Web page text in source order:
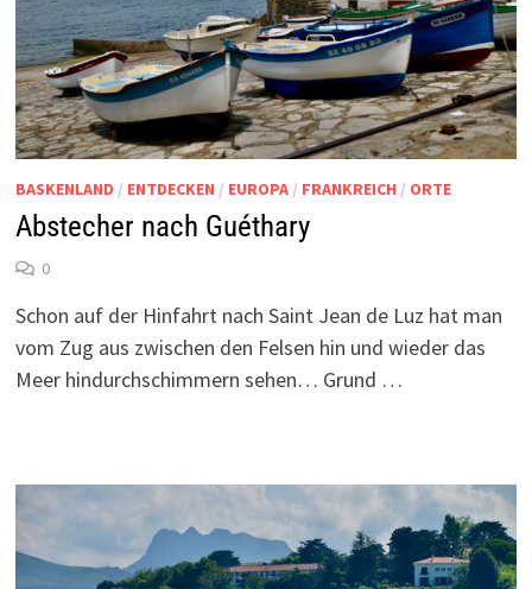
BASKENLAND / ENTDECKEN / EUROPA/ FRANKREICH / ORTE
Abstecher nach Guéthary
0
Schon auf der Hinfahrt nach Saint Jean de Luz hat man
vom Zug aus zwischen den Felsen hin und wieder das
Meer hindurchschimmern sehen… Grund …